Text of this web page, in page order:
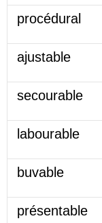
procédural
ajustable
secourable
labourable
buvable
présentable